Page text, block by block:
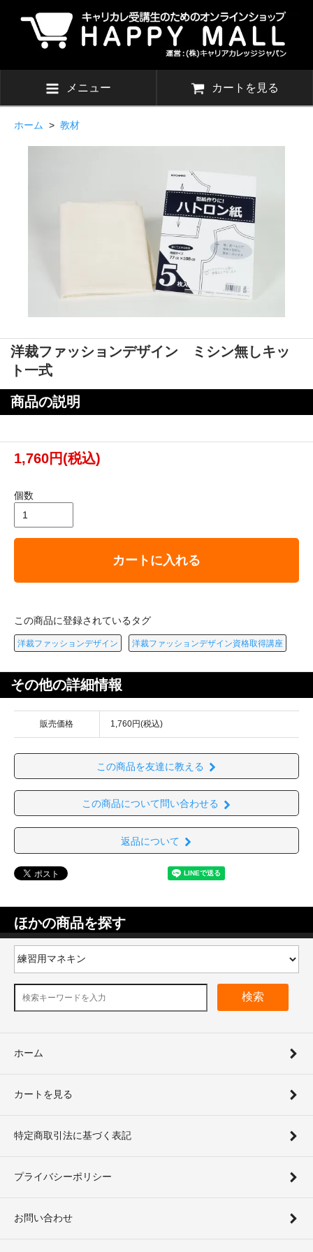
メニュー カートを見る
ホーム > 教材
洋裁ファッションデザイン ミシン無しキッ
ト一式
商品の説明
1,760円(税込)
個数
カートに入れる
この商品に登録されているタグ
洋裁ファッションデザイン 洋裁ファッションデザイン資格取得講座
その他の詳細情報
販売価格 1,760円(税込)
この商品を友達に教える
この商品について問い合わせる
返品について
ほかの商品を探す
検索
ホーム
カートを見る
特定商取引法に基づく表記
プライバシーポリシー
お問い合わせ